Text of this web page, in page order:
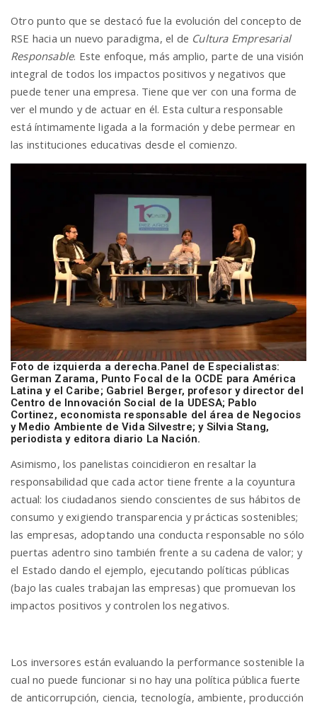
Otro punto que se destacó fue la evolución del concepto de
RSE hacia un nuevo paradigma, el de Cultura Empresarial
Responsable. Este enfoque, más amplio, parte de una visión
integral de todos los impactos positivos y negativos que
puede tener una empresa. Tiene que ver con una forma de
ver el mundo y de actuar en él. Esta cultura responsable
está íntimamente ligada a la formación y debe permear en
las instituciones educativas desde el comienzo.
Foto de izquierda a derecha.Panel de Especialistas:
German Zarama, Punto Focal de la OCDE para América
Latina y el Caribe; Gabriel Berger, profesor y director del
Centro de Innovación Social de la UDESA; Pablo
Cortinez, economista responsable del área de Negocios
y Medio Ambiente de Vida Silvestre; y Silvia Stang,
periodista y editora diario La Nación.
Asimismo, los panelistas coincidieron en resaltar la
responsabilidad que cada actor tiene frente a la coyuntura
actual: los ciudadanos siendo conscientes de sus hábitos de
consumo y exigiendo transparencia y prácticas sostenibles;
las empresas, adoptando una conducta responsable no sólo
puertas adentro sino también frente a su cadena de valor; y
el Estado dando el ejemplo, ejecutando políticas públicas
(bajo las cuales trabajan las empresas) que promuevan los
impactos positivos y controlen los negativos.
Los inversores están evaluando la performance sostenible la
cual no puede funcionar si no hay una política pública fuerte
de anticorrupción, ciencia, tecnología, ambiente, producción